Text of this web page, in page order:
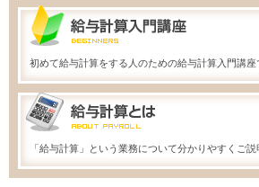
初めて給与計算をする人のための給与計算入門講座
「給与計算」という業務について分かりやすくご